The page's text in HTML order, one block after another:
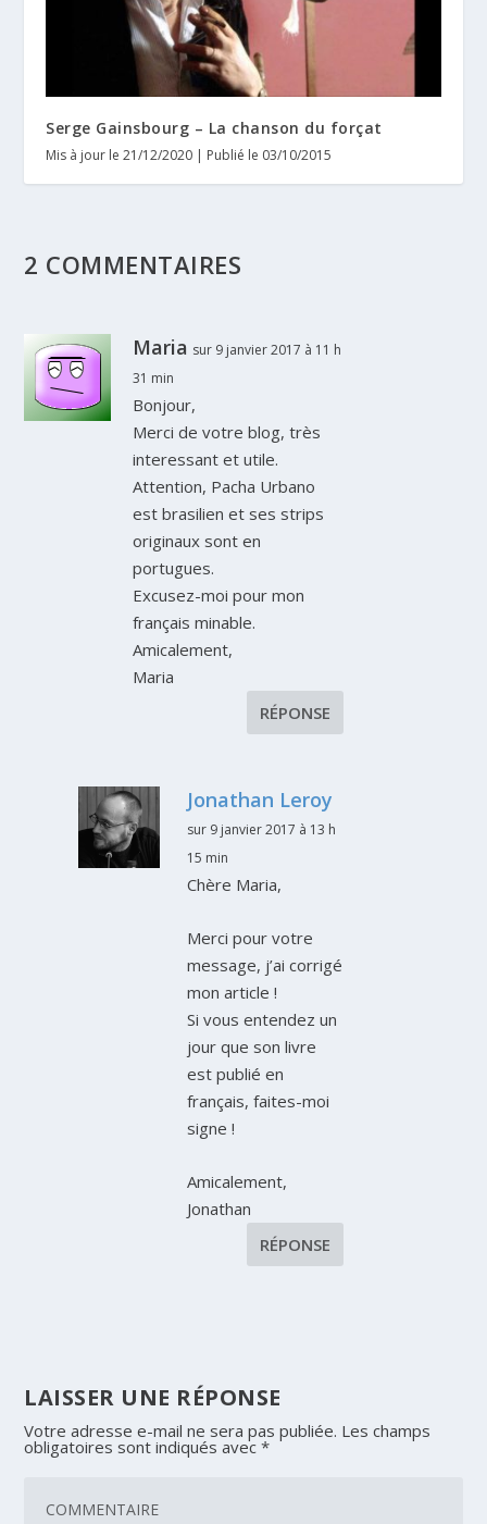
Serge Gainsbourg – La chanson du forçat
Mis à jour le 21/12/2020 | Publié le 03/10/2015
2 COMMENTAIRES
Maria sur 9 janvier 2017 à 11 h
31 min
Bonjour,
Merci de votre blog, très
interessant et utile.
Attention, Pacha Urbano
est brasilien et ses strips
originaux sont en
portugues.
Excusez-moi pour mon
français minable.
Amicalement,
Maria
RÉPONSE
Jonathan Leroy
sur 9 janvier 2017 à 13 h
15 min
Chère Maria,
Merci pour votre
message, j’ai corrigé
mon article !
Si vous entendez un
jour que son livre
est publié en
français, faites-moi
signe !
Amicalement,
Jonathan
RÉPONSE
LAISSER UNE RÉPONSE
Votre adresse e-mail ne sera pas publiée. Les champs
obligatoires sont indiqués avec*